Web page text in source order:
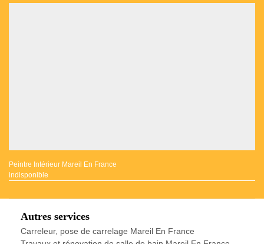
Peintre Intérieur Mareil En France
indisponible
Autres services
Carreleur, pose de carrelage Mareil En France